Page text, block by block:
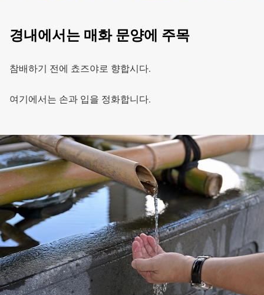
경내에서는 매화 문양에 주목
참배하기 전에 쵸즈야로 향합시다.
여기에서는 손과 입을 정화합니다.